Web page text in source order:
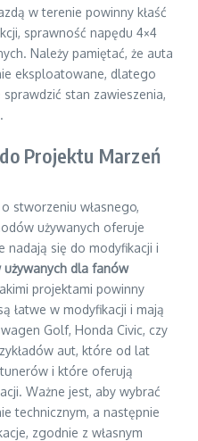
w terenie powinny kłaść
sprawność napędu 4×4
Należy pamiętać, że auta
eksploatowane, dlatego
stan zawieszenia,
Projektu Marzeń
stworzeniu własnego,
używanych oferuje
nadają się do modyfikacji i
używanych dla fanów
projektami powinny
łatwe w modyfikacji i mają
Golf, Honda Civic, czy
aut, które od lat
i które oferują
Ważne jest, aby wybrać
technicznym, a następnie
zgodnie z własnym